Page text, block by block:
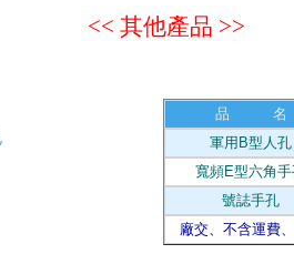
<< 其他產品 >>
品 名
軍用B型人孔
寬頻E型六角
號誌手孔
廠交、不含運費